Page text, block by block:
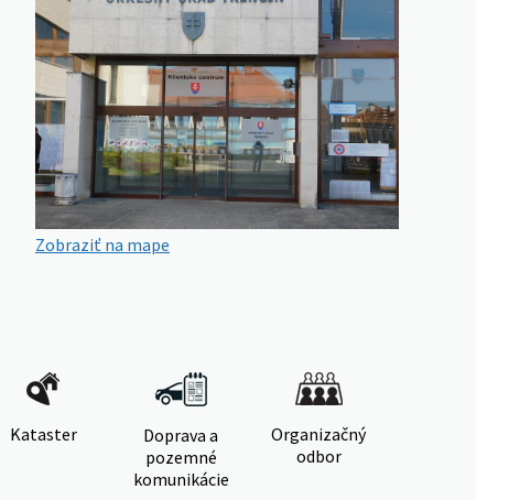
Zobraziť na mape
Kataster
Doprava a
pozemné
komunikácie
Organizačný
odbor